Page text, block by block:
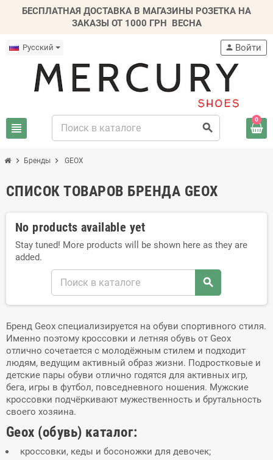
БЕСПЛАТНАЯ ДОСТАВКА В МАГАЗИНЫ РОЗЕТКА НА
ЗАКАЗЫ ОТ 1000 ГРН ВЕСНА
Русский
view_headline search
person Войти
0
chevron_right Бренды chevron_right GEOX
СПИСОК ТОВАРОВ БРЕНДА GEOX
No products available yet
Stay tuned! More products will be shown here as they are
added.
search
Бренд Geox специализируется на обуви спортивного стиля.
Именно поэтому кроссовки и летняя обувь от Geox
отлично сочетается с молодёжным стилем и подходит
людям, ведущим активный образ жизни. Подростковые и
детские пары обуви отлично годятся для активных игр,
бега, игры в футбол, повседневного ношения. Мужские
кроссовки подчёркивают мужественность и брутальность
своего хозяина.
Geox (обувь) каталог:
кроссовки, кеды и босоножки для девочек;